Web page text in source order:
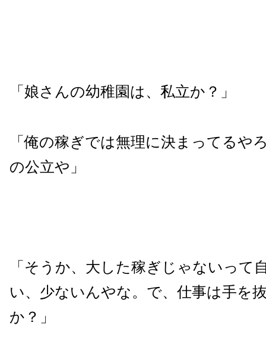
「娘さんの幼稚園は、私立か？」
「俺の稼ぎでは無理に決まってるや
の公立や」
「そうか、大した稼ぎじゃないって
い、少ないんやな。で、仕事は手を
か？」